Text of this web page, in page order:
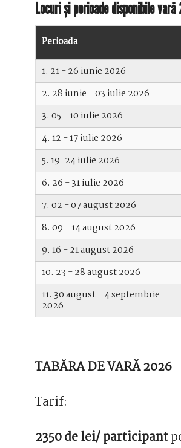
Locuri și perioade disponibile vară
Perioada
1. 21 - 26 iunie 2026
2. 28 iunie - 03 iulie 2026
3. 05 - 10 iulie 2026
4. 12 - 17 iulie 2026
5. 19-24 iulie 2026
6. 26 - 31 iulie 2026
7. 02 - 07 august 2026
8. 09 - 14 august 2026
9. 16 - 21 august 2026
10. 23 - 28 august 2026
11. 30 august - 4 septembrie
2026
TABĂRA DE VARĂ 2026
Tarif:
2350 de lei/ participant